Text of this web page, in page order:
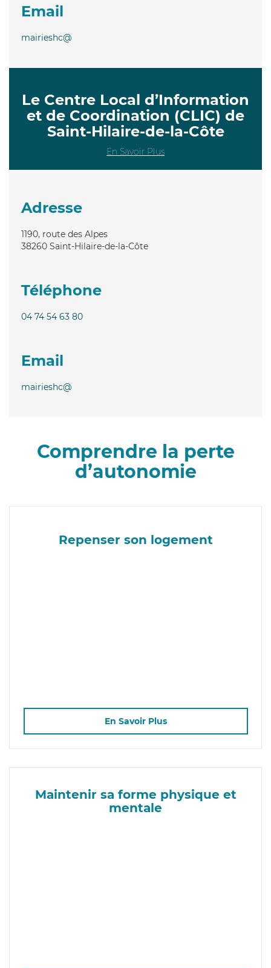
Email
mairieshc@
Le Centre Local d’Information
et de Coordination (CLIC) de
Saint-Hilaire-de-la-Côte
En Savoir Plus
Adresse
1190, route des Alpes
38260 Saint-Hilaire-de-la-Côte
Téléphone
04 74 54 63 80
Email
mairieshc@
Comprendre la perte
d’autonomie
Repenser son logement
En Savoir Plus
Maintenir sa forme physique et
mentale